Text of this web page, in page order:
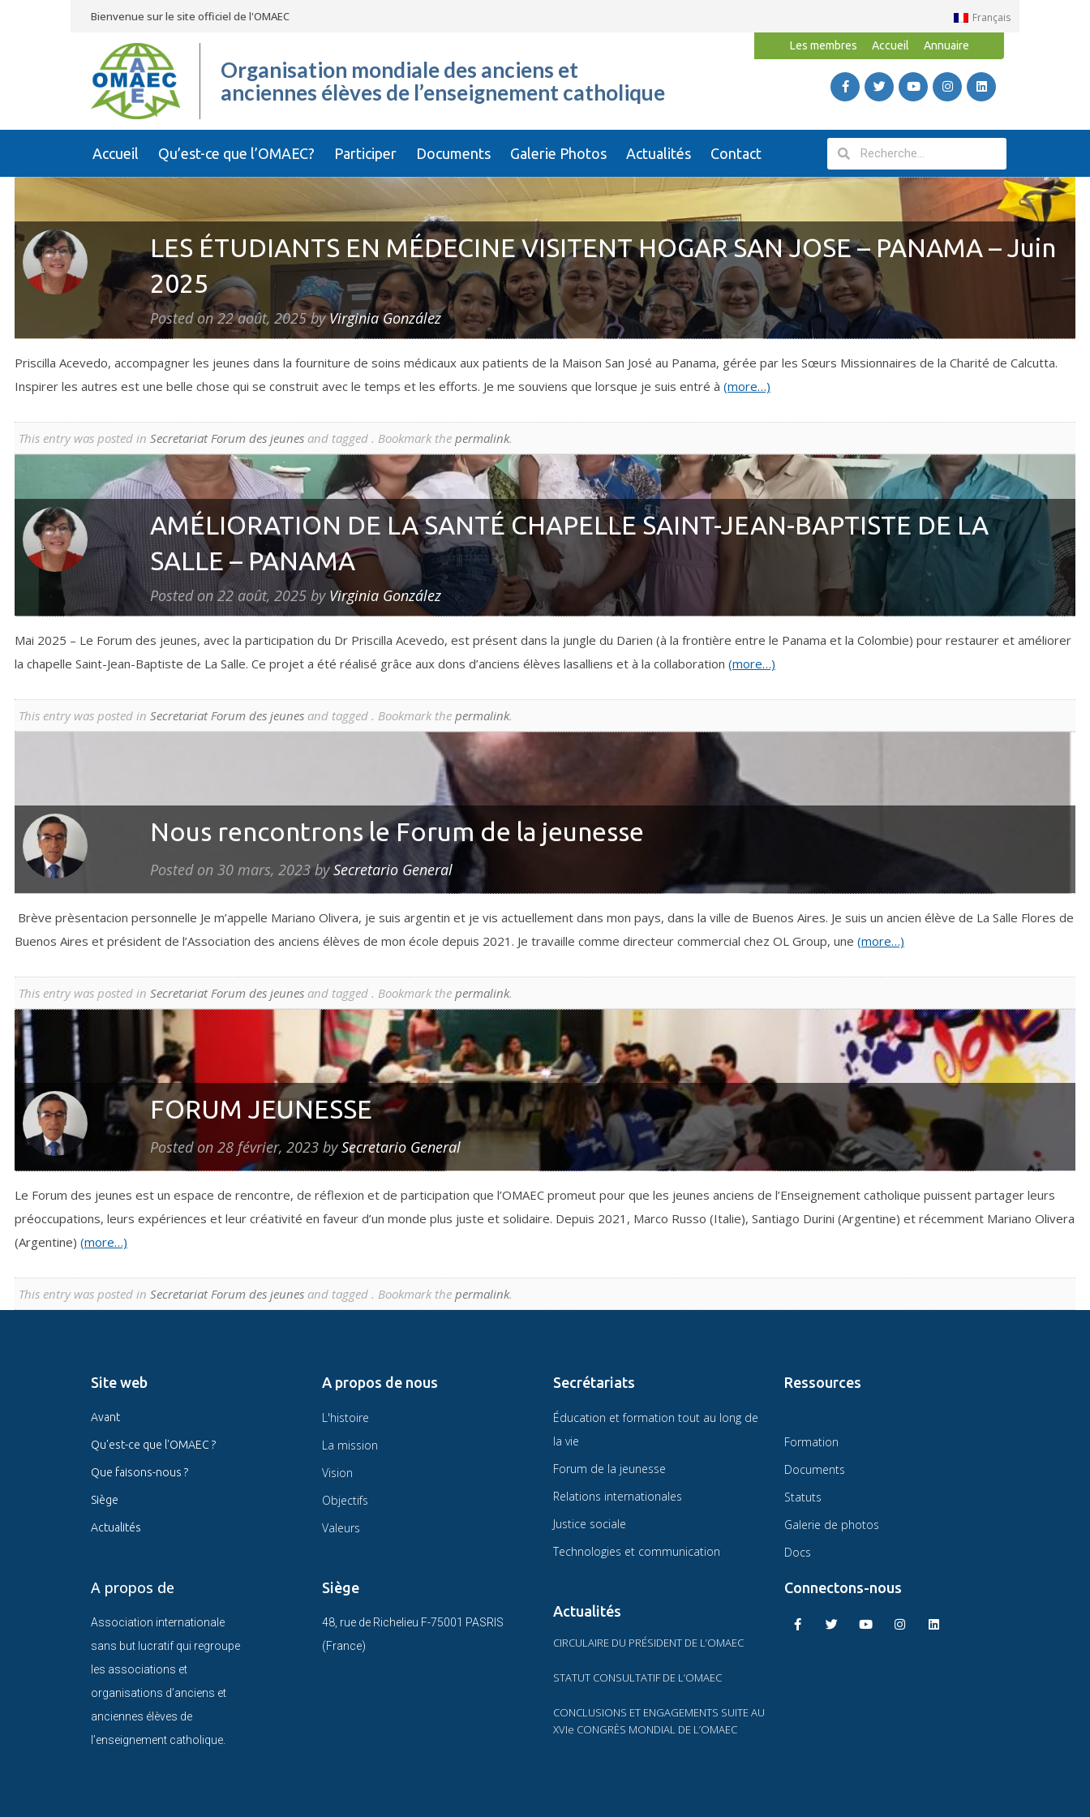
Bienvenue sur le site officiel de l'OMAEC Français
Organisation mondiale des anciens et
anciennes élèves de l’enseignement catholique
Les membres Accueil Annuaire
Accueil Qu’est-ce que l’OMAEC? Participer Documents Galerie Photos Actualités Contact
LES ÉTUDIANTS EN MÉDECINE VISITENT HOGAR SAN JOSE – PANAMA – Juin
2025
Posted on22 août, 2025byVirginia González
Priscilla Acevedo, accompagner les jeunes dans la fourniture de soins médicaux aux patients de la Maison San José au Panama, gérée par les Sœurs Missionnaires de la Charité de Calcutta.
Inspirer les autres est une belle chose qui se construit avec le temps et les efforts. Je me souviens que lorsque je suis entré à (more…)
This entry was posted in Secretariat Forum des jeunesand tagged . Bookmark the permalink.
AMÉLIORATION DE LA SANTÉ CHAPELLE SAINT-JEAN-BAPTISTE DE LA
SALLE – PANAMA
Posted on22 août, 2025 by Virginia González
Mai 2025 – Le Forum des jeunes, avec la participation du Dr Priscilla Acevedo, est présent dans la jungle du Darien (à la frontière entre le Panama et la Colombie) pour restaurer et améliorer
la chapelle Saint-Jean-Baptiste de La Salle. Ce projet a été réalisé grâce aux dons d’anciens élèves lasalliens et à la collaboration (more…)
This entry was posted in Secretariat Forum des jeunesand tagged . Bookmark the permalink.
Nous rencontrons le Forum de la jeunesse
Posted on30 mars, 2023bySecretario General
Brève prèsentacion personnelle Je m’appelle Mariano Olivera, je suis argentin et je vis actuellement dans mon pays, dans la ville de Buenos Aires. Je suis un ancien élève de La Salle Flores de
Buenos Aires et président de l’Association des anciens élèves de mon école depuis 2021. Je travaille comme directeur commercial chez OL Group, une (more…)
This entry was posted in Secretariat Forum des jeunesand tagged . Bookmark the permalink.
FORUM JEUNESSE
Posted on28 février, 2023 bySecretario General
Le Forum des jeunes est un espace de rencontre, de réflexion et de participation que l’OMAEC promeut pour que les jeunes anciens de l’Enseignement catholique puissent partager leurs
préoccupations, leurs expériences et leur créativité en faveur d’un monde plus juste et solidaire. Depuis 2021, Marco Russo (Italie), Santiago Durini (Argentine) et récemment Mariano Olivera
(Argentine) (more…)
This entry was posted in Secretariat Forum des jeunesand tagged . Bookmark the permalink.
Site web
Avant
Qu'est-ce que l'OMAEC ?
Que faisons-nous ?
Siège
Actualités
A propos de
Association internationale
sans but lucratif qui regroupe
les associations et
organisations d’anciens et
anciennes élèves de
l’enseignement catholique.
A propos de nous
L'histoire
La mission
Vision
Objectifs
Valeurs
Siège
48, rue de Richelieu F-75001 PASRIS
(France)
Secrétariats
Éducation et formation tout au long de
la vie
Forum de la jeunesse
Relations internationales
Justice sociale
Technologies et communication
Actualités
CIRCULAIRE DU PRÉSIDENT DE L’OMAEC
STATUT CONSULTATIF DE L’OMAEC
CONCLUSIONS ET ENGAGEMENTS SUITE AU
XVIe CONGRÈS MONDIAL DE L’OMAEC
Ressources
Formation
Documents
Statuts
Galerie de photos
Docs
Connectons-nous